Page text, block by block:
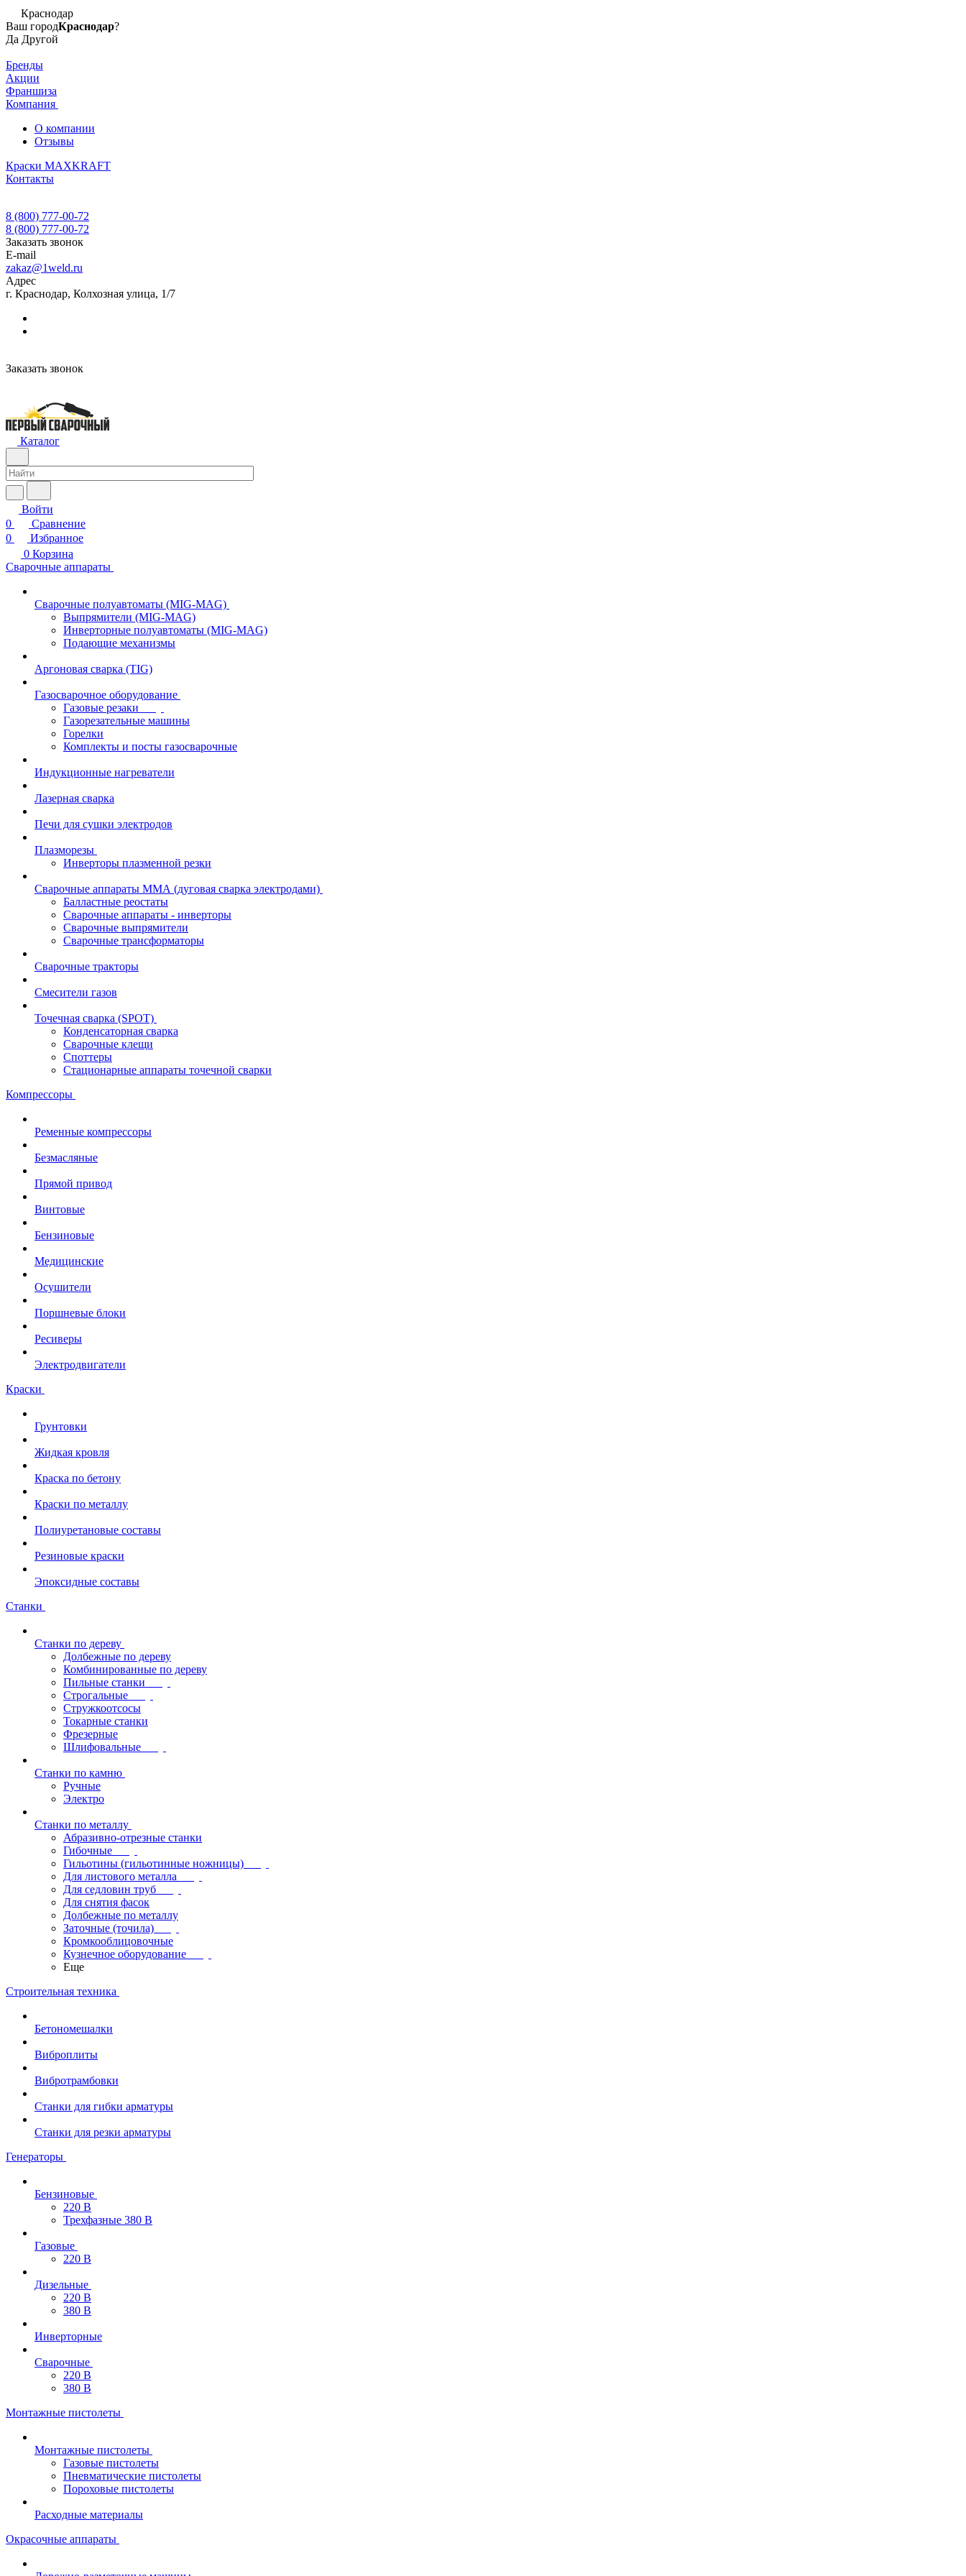
Краснодар
Ваш городКраснодар?
Да Другой
Бренды
Акции
Франшиза
Компания
О компании
Отзывы
Краски MAXKRAFT
Контакты
8 (800) 777-00-72
8 (800) 777-00-72
Заказать звонок
E-mail
zakaz@1weld.ru
Адрес
г. Краснодар, Колхозная улица, 1/7
Заказать звонок
Каталог
Войти
0
Сравнение
0
Избранное
0 Корзина
Сварочные аппараты
Сварочные полуавтоматы (MIG-MAG)
Выпрямители (MIG-MAG)
Инверторные полуавтоматы (MIG-MAG)
Подающие механизмы
Аргоновая сварка (TIG)
Газосварочное оборудование
Газовые резаки
Газорезательные машины
Горелки
Комплекты и посты газосварочные
Индукционные нагреватели
Лазерная сварка
Печи для сушки электродов
Плазморезы
Инверторы плазменной резки
Сварочные аппараты ММА (дуговая сварка электродами)
Балластные реостаты
Сварочные аппараты - инверторы
Сварочные выпрямители
Сварочные трансформаторы
Сварочные тракторы
Смесители газов
Точечная сварка (SPOT)
Конденсаторная сварка
Сварочные клещи
Споттеры
Стационарные аппараты точечной сварки
Компрессоры
Ременные компрессоры
Безмасляные
Прямой привод
Винтовые
Бензиновые
Медицинские
Осушители
Поршневые блоки
Ресиверы
Электродвигатели
Краски
Грунтовки
Жидкая кровля
Краска по бетону
Краски по металлу
Полиуретановые составы
Резиновые краски
Эпоксидные составы
Станки
Станки по дереву
Долбежные по дереву
Комбинированные по дереву
Пильные станки
Строгальные
Стружкоотсосы
Токарные станки
Фрезерные
Шлифовальные
Станки по камню
Ручные
Электро
Станки по металлу
Абразивно-отрезные станки
Гибочные
Гильотины (гильотинные ножницы)
Для листового металла
Для седловин труб
Для снятия фасок
Долбежные по металлу
Заточные (точила)
Кромкооблицовочные
Кузнечное оборудование
Еще
Строительная техника
Бетономешалки
Виброплиты
Вибротрамбовки
Станки для гибки арматуры
Станки для резки арматуры
Генераторы
Бензиновые
220 В
Трехфазные 380 В
Газовые
220 В
Дизельные
220 В
380 В
Инверторные
Сварочные
220 В
380 В
Монтажные пистолеты
Монтажные пистолеты
Газовые пистолеты
Пневматические пистолеты
Пороховые пистолеты
Расходные материалы
Окрасочные аппараты